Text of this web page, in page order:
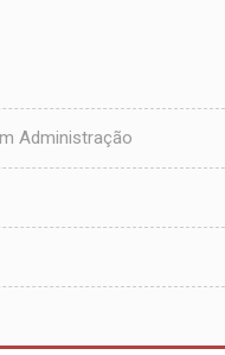
Administração